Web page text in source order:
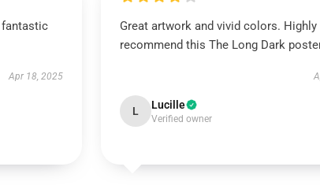
Apr 18, 2025
Great artwork and vivid colors. Highly
recommend this The Long Dark
L Lucille
Verified owner